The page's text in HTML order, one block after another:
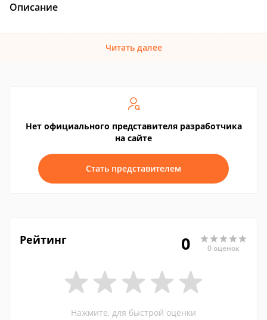
Описание
Читать далее
Нет официального представителя разработчика
на сайте
Стать представителем
Рейтинг 0 0 оценок
Нажмите, для быстрой оценки